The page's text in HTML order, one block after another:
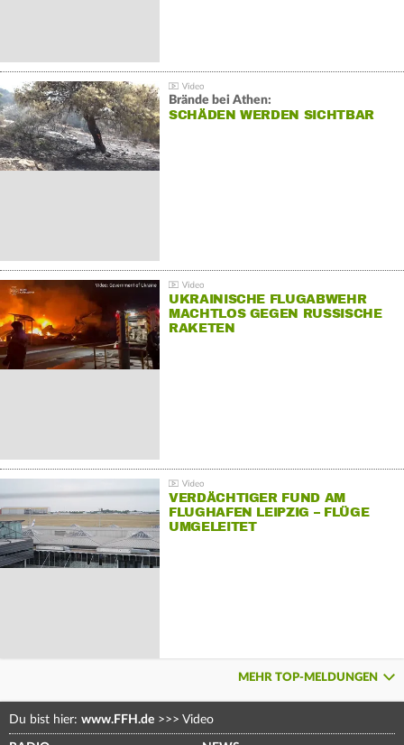
Brände bei Athen:
SCHÄDEN WERDEN SICHTBAR
UKRAINISCHE FLUGABWEHR
MACHTLOS GEGEN RUSSISCHE
RAKETEN
VERDÄCHTIGER FUND AM
FLUGHAFEN LEIPZIG – FLÜGE
UMGELEITET
MEHR TOP-MELDUNGEN
Du bist hier: www.FFH.de >>> Video